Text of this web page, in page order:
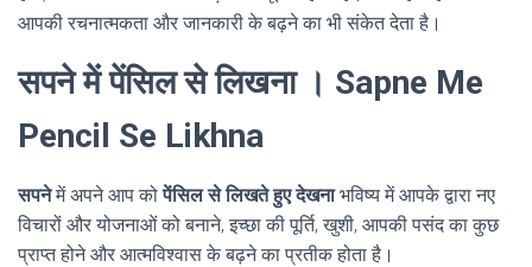
आपकी रचनात्मकता और जानकारी के बढ़ने का भी संकेत देता है।
सपने में पेंसिल से लिखना । Sapne Me
Pencil Se Likhna
सपनेमें अपने आप कोपेंसिल से लिखते हुए देखनाभविष्य में आपके द्वारा नए
विचारों और योजनाओं को बनाने, इच्छा की पूर्ति, खुशी, आपकी पसंद का कुछ
प्राप्त होने और आत्मविश्वास के बढ़ने का प्रतीक होता है।